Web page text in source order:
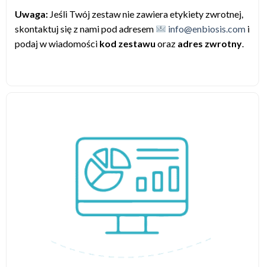
Uwaga: Jeśli Twój zestaw nie zawiera etykiety zwrotnej,
skontaktuj się z nami pod adresem
info@enbiosis.com i
podaj w wiadomości kod zestawu oraz adres zwrotny.